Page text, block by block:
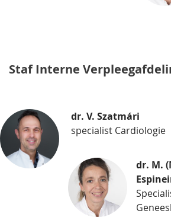
Staf Interne
dr. V. Szatmári
specialist Cardiologie
dr. M.